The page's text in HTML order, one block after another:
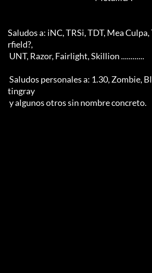
Saludos a: iNC, TRSi, TDT, Mea
rfield?,
tingray